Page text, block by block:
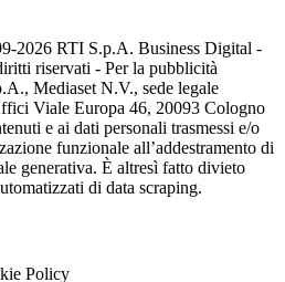
2026 RTI S.p.A. Business Digital -
riservati - Per la pubblicità
Mediaset N.V., sede legale
Viale Europa 46, 20093 Cologno
e ai dati personali trasmessi e/o
funzionale all’addestramento di
generativa. È altresì fatto divieto
di data scraping.
Policy